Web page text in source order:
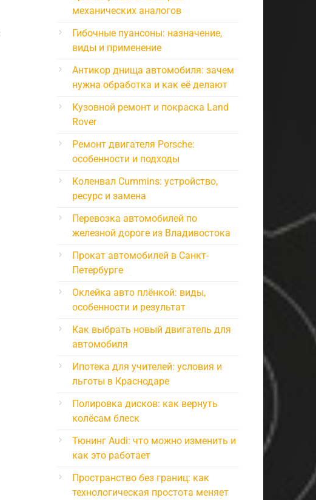
механических аналогов
Гибочные пуансоны: назначение,
виды и применение
Антикор днища автомобиля: зачем
нужна обработка и как её делают
Кузовной ремонт и покраска Land
Rover
Ремонт двигателя Porsche:
особенности и подходы
Коленвал Cummins: устройство,
ресурс и замена
Перевозка автомобилей по
железной дороге из Владивостока
Прокат автомобилей в Санкт-
Петербурге
Оклейка авто плёнкой: виды,
особенности и результат
Как выбрать новый двигатель для
автомобиля
Ипотека для учителей: условия и
льготы в Краснодаре
Полировка дисков: как вернуть
колёсам блеск
Тюнинг Audi: что можно изменить и
как это работает
Пространство без границ: как
технологическая простота меняет